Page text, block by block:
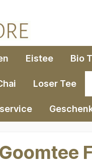
Eistee Bio
Loser Tee